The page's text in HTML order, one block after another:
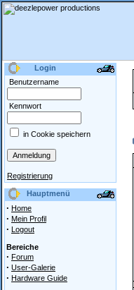
Login
Benutzername
Kennwort
in Cookie speichern
Registrierung
Hauptmenü
· Home
· Mein Profil
· Logout
Bereiche
· Forum
· User-Galerie
· Hardware Guide